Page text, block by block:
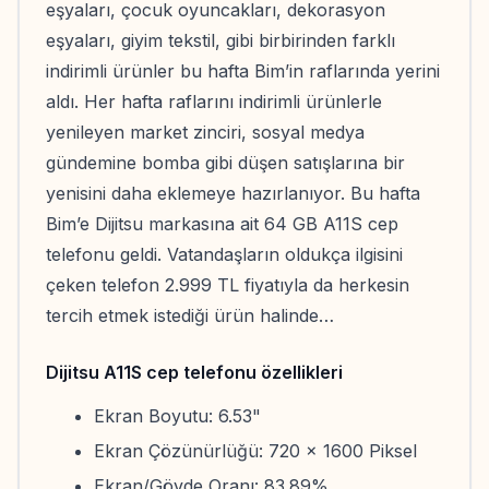
eşyaları, çocuk oyuncakları, dekorasyon
eşyaları, giyim tekstil, gibi birbirinden farklı
indirimli ürünler bu hafta Bim’in raflarında yerini
aldı. Her hafta raflarını indirimli ürünlerle
yenileyen market zinciri, sosyal medya
gündemine bomba gibi düşen satışlarına bir
yenisini daha eklemeye hazırlanıyor. Bu hafta
Bim’e Dijitsu markasına ait 64 GB A11S cep
telefonu geldi. Vatandaşların oldukça ilgisini
çeken telefon 2.999 TL fiyatıyla da herkesin
tercih etmek istediği ürün halinde…
Dijitsu A11S cep telefonu özellikleri
Ekran Boyutu: 6.53"
Ekran Çözünürlüğü: 720 x 1600 Piksel